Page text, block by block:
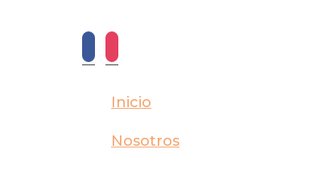
Inicio
Nosotros